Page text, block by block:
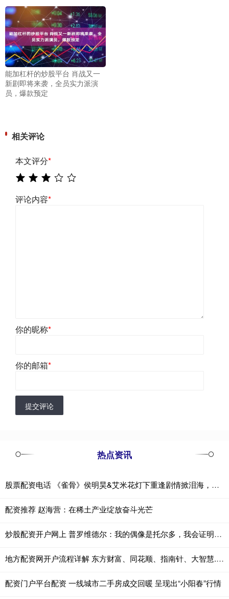
能加杠杆的炒股平台 肖战又一
新剧即将来袭，全员实力派演
员，爆款预定
相关评论
本文评分*
评论内容*
你的昵称*
你的邮箱*
提交评论
热点资讯
股票配资电话 《雀骨》侯明昊&艾米花灯下重逢剧情掀泪海，网评暑期档最佳长剧
配资推荐 赵海营：在稀土产业绽放奋斗光芒
炒股配资开户网上 普罗维德尔：我的偶像是托尔多，我会证明自己配得上国米球衣
地方配资网开户流程详解 东方财富、同花顺、指南针、大智慧......互联网券商信息服务商业绩大扫描！有何亮点？
配资门户平台配资 一线城市二手房成交回暖 呈现出“小阳春”行情